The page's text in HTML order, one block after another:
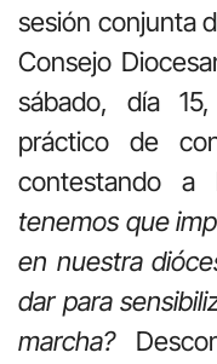
sesión conjunta
Consejo
sábado, día
práctico de
contestando
tenemos que
en nuestra
dar para
marcha?